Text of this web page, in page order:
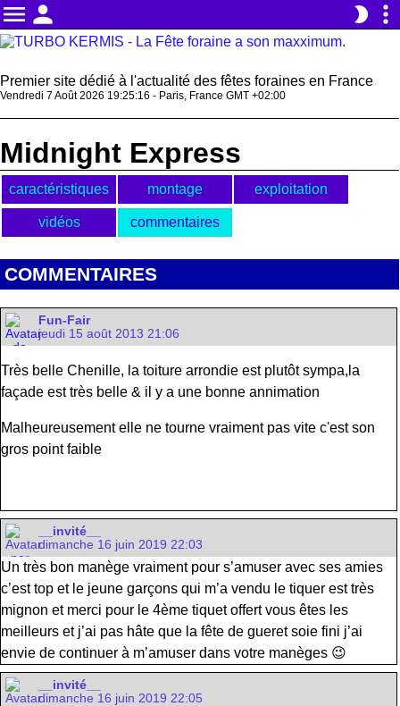
menu person brightness_2 more_vert
Premier site dédié à l'actualité des fêtes foraines en France
Vendredi 7 Août 2026 19:25:16 - Paris, France GMT +02:00
Midnight Express
caractéristiques montage exploitation
vidéos commentaires
COMMENTAIRES
Fun-Fair
jeudi 15 août 2013 21:06
Très belle Chenille, la toiture arrondie est plutôt sympa,la
façade est très belle & il y a une bonne annimation
Malheureusement elle ne tourne vraiment pas vite c'est son
gros point faible
__invité__
dimanche 16 juin 2019 22:03
Un très bon manège vraiment pour s’amuser avec ses amies
c’est top et le jeune garçons qui m’a vendu le tiquer est très
mignon et merci pour le 4ème tiquet offert vous êtes les
meilleurs et j’ai pas hâte que la fête de gueret soie fini j’ai
envie de continuer à m’amuser dans votre manèges 😉
__invité__
dimanche 16 juin 2019 22:05